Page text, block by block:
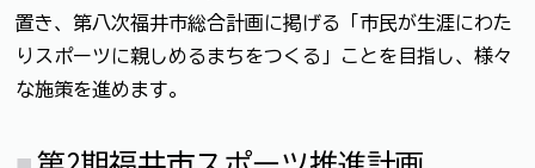
置き、第八次福井市総合計画に掲げる「市民が生涯にわた
りスポーツに親しめるまちをつくる」ことを目指し、様々
な施策を進めます。